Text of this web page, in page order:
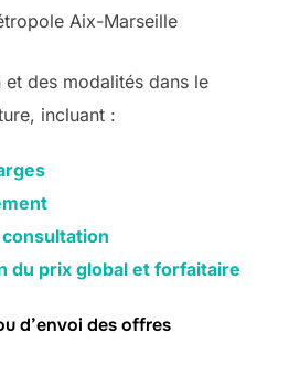
Aix-Marseille
des modalités dans le
incluant :
du prix global et forfaitaire
d’envoi des offres